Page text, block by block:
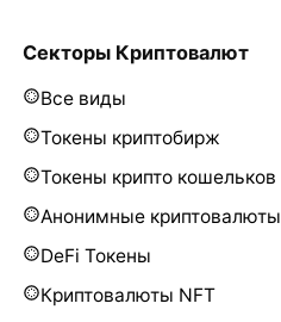
Секторы Криптовалют
Все виды
Токены криптобирж
Токены крипто кошельков
Анонимные криптовалюты
DeFi Токены
Криптовалюты NFT